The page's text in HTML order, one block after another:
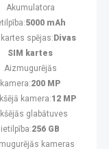
Akumulatora
5000 mAh
kartes spējas: Divas
SIM kartes
Aizmugurējās
kamera:200 MP
kamera:12 MP
glabātuves
ietilpība:256 GB
kameras